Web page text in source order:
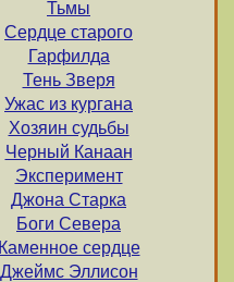
Тьмы
Сердце старого
Гарфилда
Тень Зверя
Ужас из кургана
Хозяин судьбы
Черный Канаан
Эксперимент
Джона Старка
Боги Севера
Каменное сердце
Джеймс Эллисон